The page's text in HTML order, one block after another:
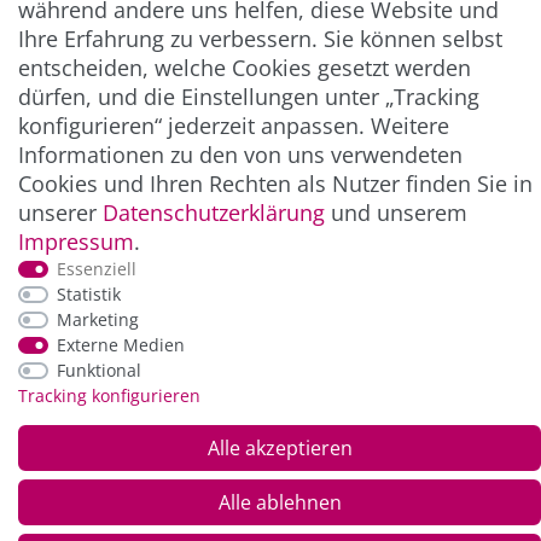
ZAHLUNG & VERSAND
*Alle Preise inkl. der gesetzl. MwSt. zzgl.
und Versandkosten
während andere uns helfen, diese Website und
Ihre Erfahrung zu verbessern. Sie können selbst
entscheiden, welche Cookies gesetzt werden
dürfen, und die Einstellungen unter „Tracking
konfigurieren“ jederzeit anpassen. Weitere
Informationen zu den von uns verwendeten
Cookies und Ihren Rechten als Nutzer finden Sie in
unserer Daten­schutz­erklärung und unserem
Impressum.
Essenziell
Statistik
Marketing
Externe Medien
Funktional
Tracking konfigurieren
Alle akzeptieren
Alle ablehnen
© Copyright 2026 Alle Rechte vorbehalten. |